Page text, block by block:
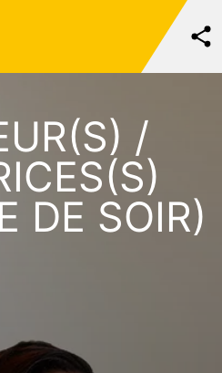
/
DE SOIR)